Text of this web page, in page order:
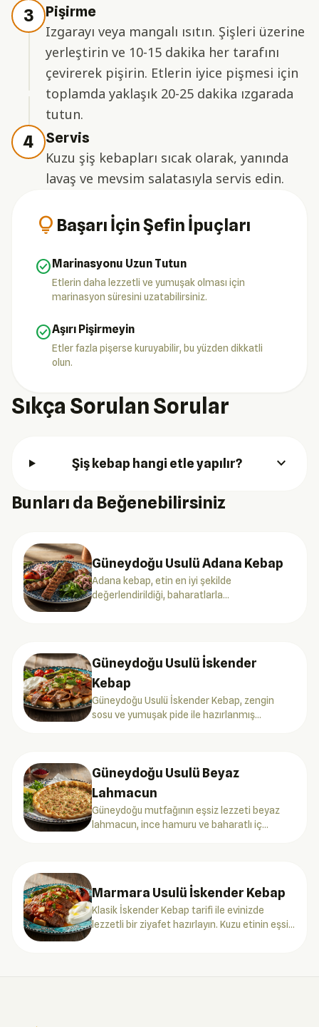
3
Pişirme
Izgarayı veya mangalı ısıtın. Şişleri üzerine
yerleştirin ve 10-15 dakika her tarafını
çevirerek pişirin. Etlerin iyice pişmesi için
toplamda yaklaşık 20-25 dakika ızgarada
tutun.
4
Servis
Kuzu şiş kebapları sıcak olarak, yanında
lavaş ve mevsim salatasıyla servis edin.
lightbulb Başarı İçin Şefin İpuçları
check_circleMarinasyonu Uzun Tutun
Etlerin daha lezzetli ve yumuşak olması için
marinasyon süresini uzatabilirsiniz.
check_circleAşırı Pişirmeyin
Etler fazla pişerse kuruyabilir, bu yüzden dikkatli
olun.
Sıkça Sorulan Sorular
Şiş kebap hangi etle yapılır? expand_more
Bunları da Beğenebilirsiniz
Güneydoğu Usulü Adana Kebap
Adana kebap, etin en iyi şekilde
değerlendirildiği, baharatlarla
Güneydoğu Usulü İskender
Kebap
Güneydoğu Usulü İskender Kebap, zengin
sosu ve yumuşak pide ile hazırlanmış
Güneydoğu Usulü Beyaz
Lahmacun
Güneydoğu mutfağının eşsiz lezzeti beyaz
lahmacun, ince hamuru ve baharatlı iç
Marmara Usulü İskender Kebap
Klasik İskender Kebap tarifi ile evinizde
lezzetli bir ziyafet hazırlayın. Kuzu etinin eşsiz